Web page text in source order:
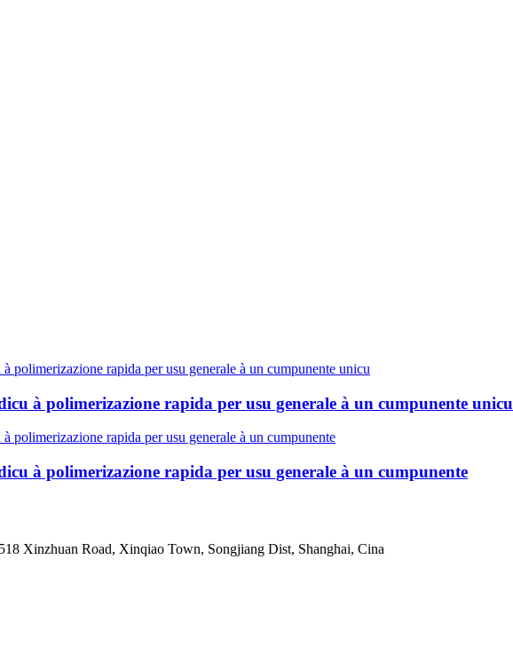
à polimerizazione rapida per usu generale à un cumpunente unicu
à polimerizazione rapida per usu generale à un cumpunente
Xinzhuan Road, Xinqiao Town, Songjiang Dist, Shanghai, Cina